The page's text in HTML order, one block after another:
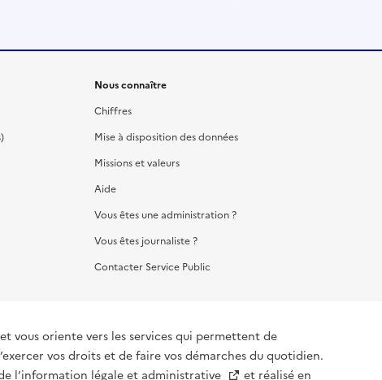
Nous connaître
Chiffres
Mise à disposition des données
Missions et valeurs
Aide
Vous êtes une administration ?
Vous êtes journaliste ?
Contacter Service Public
vous oriente vers les services qui permettent de
vos droits et de faire vos démarches du quotidien.
l’information légale et administrative et réalisé en